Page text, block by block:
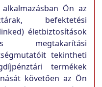
Ön az
befektetési
életbiztosítások
megtakarítási
tekintheti
termékek
követően az Ön